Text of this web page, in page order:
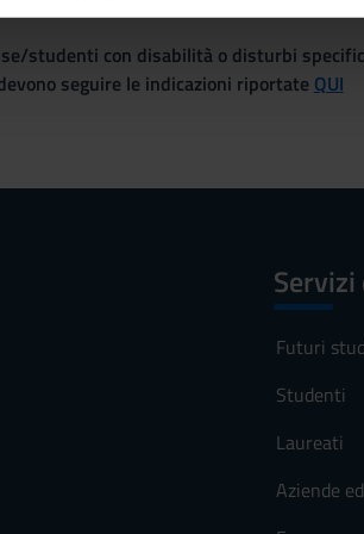
dei loro servizi.
studenti con disabilità o disturbi
seguire le indicazioni riportate QUI
Servizi
Futuri
Studenti
Laureati
Aziende